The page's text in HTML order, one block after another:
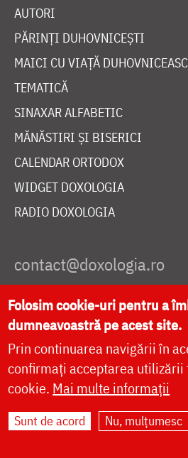
AUTORI
PĂRINȚI DUHOVNICEȘTI
MAICI CU VIAȚĂ
TEMATICĂ
SINAXAR ALFABETIC
MĂNĂSTIRI ȘI BISERICI
CALENDAR ORTODOX
WIDGET DOXOLOGIA
RADIO DOXOLOGIA
DESPRE NOI
POLITICA DE COOKIES
DONEAZĂ ONLINE PENTRU
LIVE
Folosim cookie-uri pentru a
dumneavoastră pe acest site.
Prin continuarea navigării în
confirmați acceptarea
cookie. Mai multe informații
Sunt de acord Nu, mulțumesc